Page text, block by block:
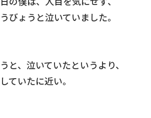
びょうと泣いていました。
と、泣いていたというより、
ていたに近い。